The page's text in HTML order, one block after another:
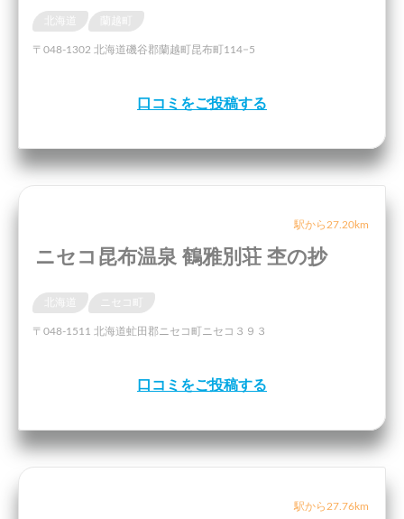
〒048-1302 北海道磯谷郡蘭越町昆布町114−5
口コミをご投稿する
駅から27.20km
ニセコ昆布温泉 鶴雅別荘 杢の抄
〒048-1511 北海道虻田郡ニセコ町ニセコ３９３
口コミをご投稿する
駅から27.76km